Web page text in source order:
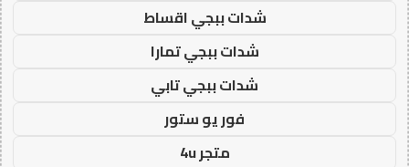
شدات ببجي اقساط
شدات ببجي تمارا
شدات ببجي تابي
فور يو ستور
متجر 4u